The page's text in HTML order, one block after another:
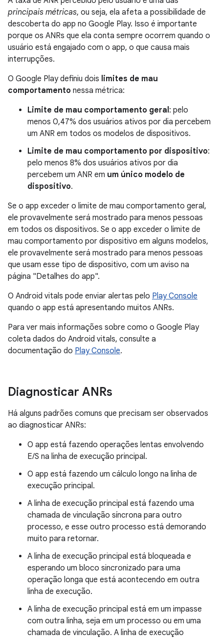
principais métricas, ou seja, ela afeta a possibilidade de
descoberta do app no Google Play. Isso é importante
porque os ANRs que ela conta sempre ocorrem quando o
usuário está engajado com o app, o que causa mais
interrupções.
O Google Play definiu dois limites de mau
comportamento nessa métrica:
Limite de mau comportamento geral: pelo
menos 0,47% dos usuários ativos por dia percebem
um ANR em todos os modelos de dispositivos.
Limite de mau comportamento por dispositivo:
pelo menos 8% dos usuários ativos por dia
percebem um ANR em um único modelo de
dispositivo.
Se o app exceder o limite de mau comportamento geral,
ele provavelmente será mostrado para menos pessoas
em todos os dispositivos. Se o app exceder o limite de
mau comportamento por dispositivo em alguns modelos,
ele provavelmente será mostrado para menos pessoas
que usam esse tipo de dispositivo, com um aviso na
página "Detalhes do app".
O Android vitals pode enviar alertas pelo Play Console
quando o app está apresentando muitos ANRs.
Para ver mais informações sobre como o Google Play
coleta dados do Android vitals, consulte a
documentação do Play Console.
Diagnosticar ANRs
Há alguns padrões comuns que precisam ser observados
ao diagnosticar ANRs:
O app está fazendo operações lentas envolvendo
E/S na linha de execução principal.
O app está fazendo um cálculo longo na linha de
execução principal.
A linha de execução principal está fazendo uma
chamada de vinculação síncrona para outro
processo, e esse outro processo está demorando
muito para retornar.
A linha de execução principal está bloqueada e
esperando um bloco sincronizado para uma
operação longa que está acontecendo em outra
linha de execução.
A linha de execução principal está em um impasse
com outra linha, seja em um processo ou em uma
chamada de vinculação. A linha de execução